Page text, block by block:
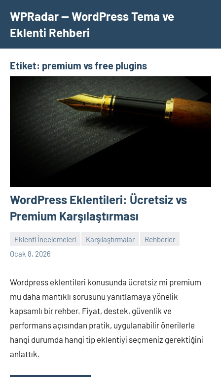
geçWPRadar — WordPress Tema ve
Eklenti Rehberi
Etiket: premium vs free plugins
WordPress Eklentileri: Ücretsiz vs
Premium Karşılaştırması
Eklenti İncelemeleri Karşılaştırmalar
Rehberler
Ocak 8, 2026
admin
Yorum
Wordpress eklentileri konusunda ücretsiz mi premium
mu daha mantıklı sorusunu yanıtlamaya yönelik
kapsamlı bir rehber. Fiyat, destek, güvenlik ve
performans açısından pratik, uygulanabilir önerilerle
hangi durumda hangi tip eklentiyi seçmeniz gerektiğini
anlattık.